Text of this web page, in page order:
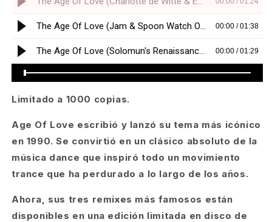
(Vinilo
Plateado)
[Diki
Records]
(Vinilo
Plateado)
[Diki
Records]
Limitado a 1000 copias.
Age Of Love escribió y lanzó su tema más icónico
en 1990. Se convirtió en un clásico absoluto de la
música dance que inspiró todo un movimiento
trance que ha perdurado a lo largo de los años.
Ahora, sus tres remixes más famosos están
disponibles en una edición limitada en disco de